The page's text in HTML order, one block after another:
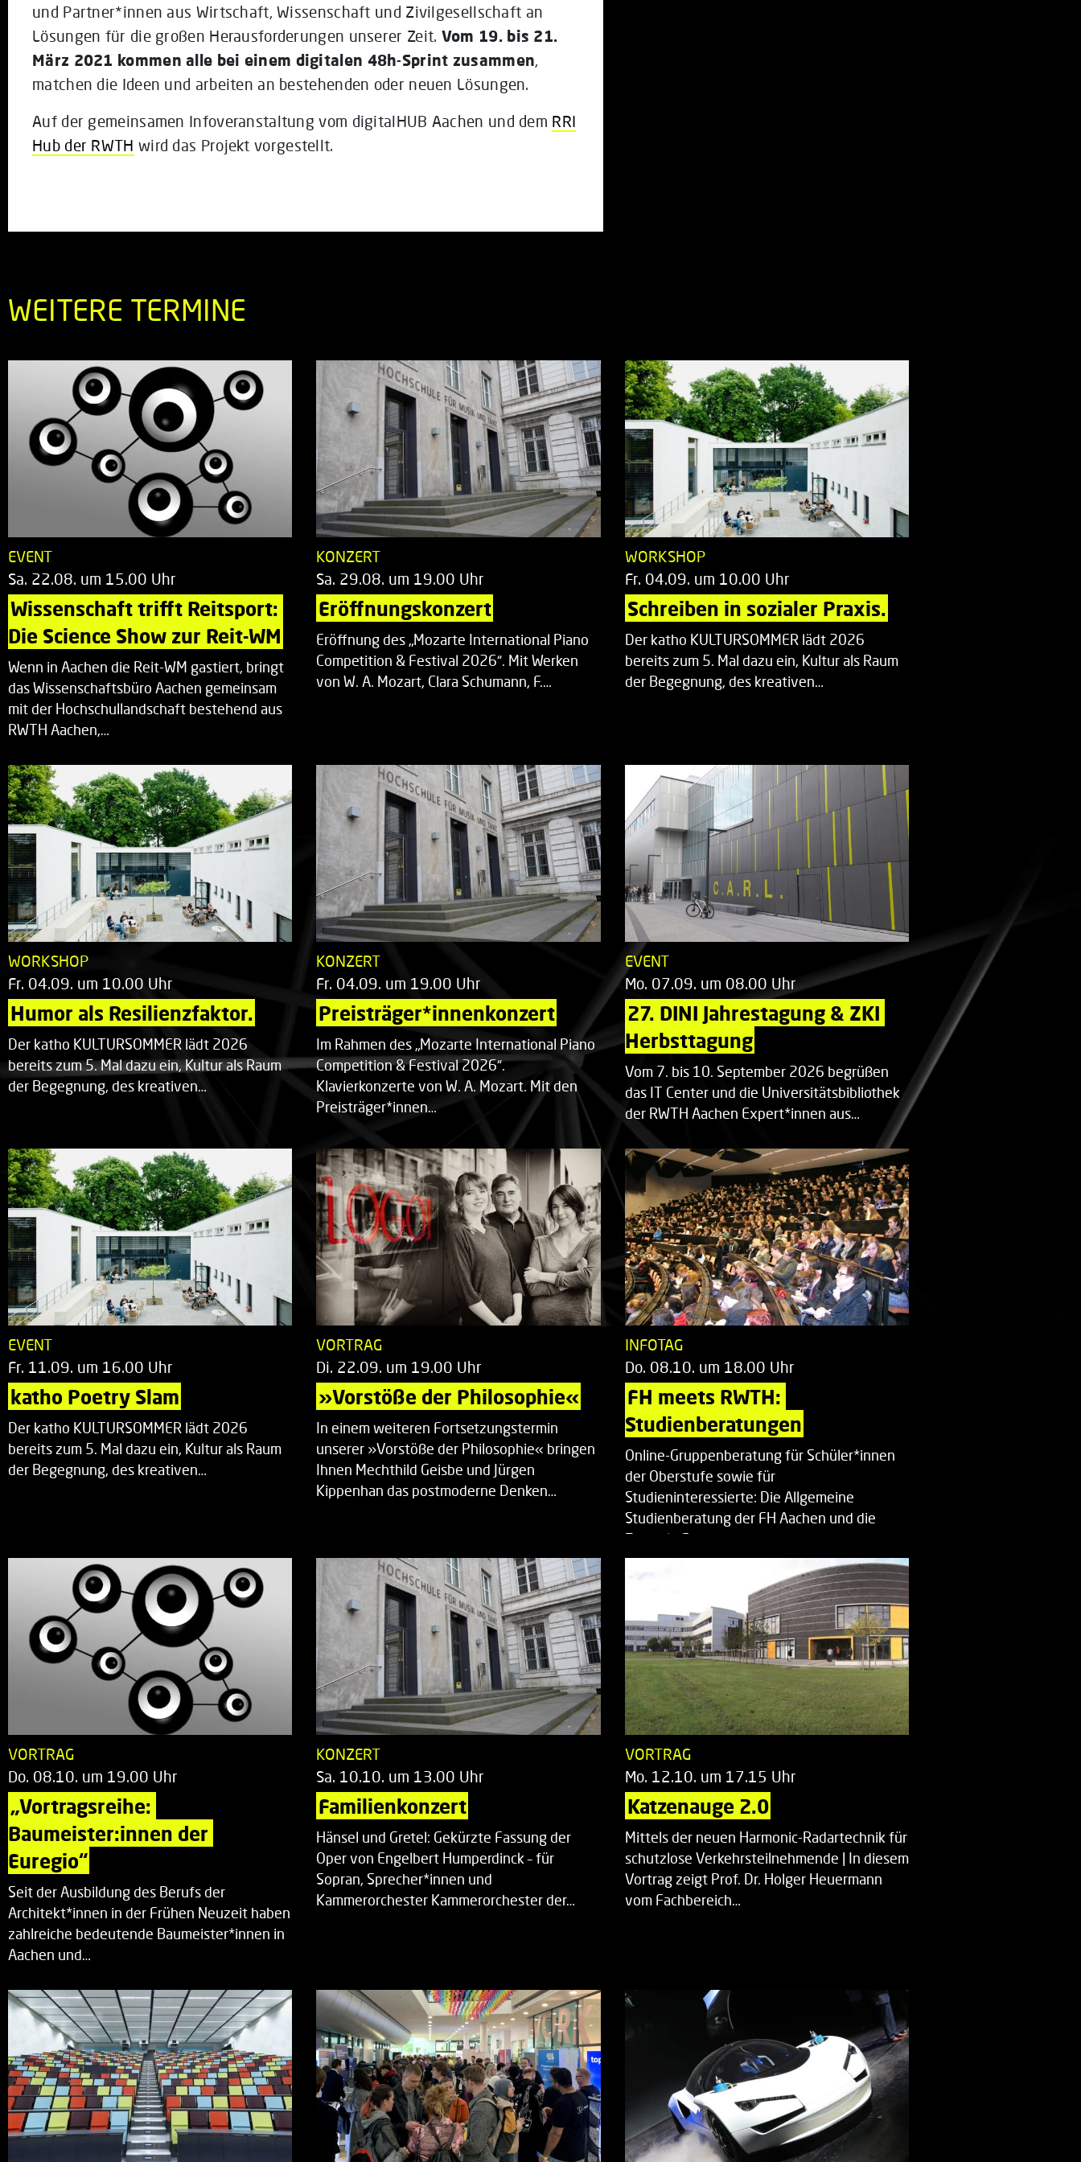
und Partner*innen aus Wirtschaft, Wissenschaft und Zivilgesellschaft an
Lösungen für die großen Herausforderungen unserer Zeit. Vom 19. bis 21.
März 2021 kommen alle bei einem digitalen 48h-Sprint zusammen,
matchen die Ideen und arbeiten an bestehenden oder neuen Lösungen.
Auf der gemeinsamen Infoveranstaltung vom digitalHUB Aachen und dem RRI
Hub der RWTH wird das Projekt vorgestellt.
WEITERE TERMINE
EVENT
Sa. 22.08. um 15.00 Uhr
Wissenschaft trifft Reitsport:
Die Science Show zur Reit-WM
Wenn in Aachen die Reit-WM gastiert, bringt
das Wissenschaftsbüro Aachen gemeinsam
mit der Hochschullandschaft bestehend aus
RWTH Aachen,…
KONZERT
Sa. 29.08. um 19.00 Uhr
Eröffnungskonzert
Eröffnung des „Mozarte International Piano
Competition & Festival 2026“. Mit Werken
von W. A. Mozart, Clara Schumann, F.…
WORKSHOP
Fr. 04.09. um 10.00 Uhr
Schreiben in sozialer Praxis.
Der katho KULTURSOMMER lädt 2026
bereits zum 5. Mal dazu ein, Kultur als Raum
der Begegnung, des kreativen…
WORKSHOP
Fr. 04.09. um 10.00 Uhr
Humor als Resilienzfaktor.
Der katho KULTURSOMMER lädt 2026
bereits zum 5. Mal dazu ein, Kultur als Raum
der Begegnung, des kreativen…
KONZERT
Fr. 04.09. um 19.00 Uhr
Preisträger*innenkonzert
Im Rahmen des „Mozarte International Piano
Competition & Festival 2026“.
Klavierkonzerte von W. A. Mozart. Mit den
Preisträger*innen…
EVENT
Mo. 07.09. um 08.00 Uhr
27. DINI Jahrestagung & ZKI
Herbsttagung
Vom 7. bis 10. September 2026 begrüßen
das IT Center und die Universitätsbibliothek
der RWTH Aachen Expert*innen aus…
EVENT
Fr. 11.09. um 16.00 Uhr
katho Poetry Slam
Der katho KULTURSOMMER lädt 2026
bereits zum 5. Mal dazu ein, Kultur als Raum
der Begegnung, des kreativen…
VORTRAG
Di. 22.09. um 19.00 Uhr
»Vorstöße der Philosophie«
In einem weiteren Fortsetzungstermin
unserer »Vorstöße der Philosophie« bringen
Ihnen Mechthild Geisbe und Jürgen
Kippenhan das postmoderne Denken…
INFOTAG
Do. 08.10. um 18.00 Uhr
FH meets RWTH:
Studienberatungen
Online-Gruppenberatung für Schüler*innen
der Oberstufe sowie für
Studieninteressierte: Die Allgemeine
Studienberatung der FH Aachen und die
Zentrale Studienberatung…
VORTRAG
Do. 08.10. um 19.00 Uhr
„Vortragsreihe:
Baumeister:innen der
Euregio“
Seit der Ausbildung des Berufs der
Architekt*innen in der Frühen Neuzeit haben
zahlreiche bedeutende Baumeister*innen in
Aachen und…
KONZERT
Sa. 10.10. um 13.00 Uhr
Familienkonzert
Hänsel und Gretel: Gekürzte Fassung der
Oper von Engelbert Humperdinck – für
Sopran, Sprecher*innen und
Kammerorchester Kammerorchester der…
VORTRAG
Mo. 12.10. um 17.15 Uhr
Katzenauge 2.0
Mittels der neuen Harmonic-Radartechnik für
schutzlose Verkehrsteilnehmende | In diesem
Vortrag zeigt Prof. Dr. Holger Heuermann
vom Fachbereich…